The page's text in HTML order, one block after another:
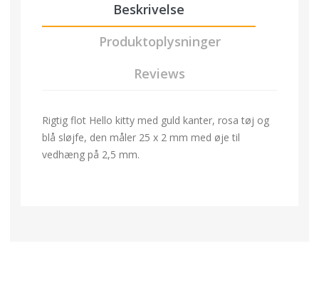
Beskrivelse
Produktoplysninger
Reviews
Rigtig flot Hello kitty med guld kanter, rosa tøj og
blå sløjfe, den måler 25 x 2 mm med øje til
vedhæng på 2,5 mm.